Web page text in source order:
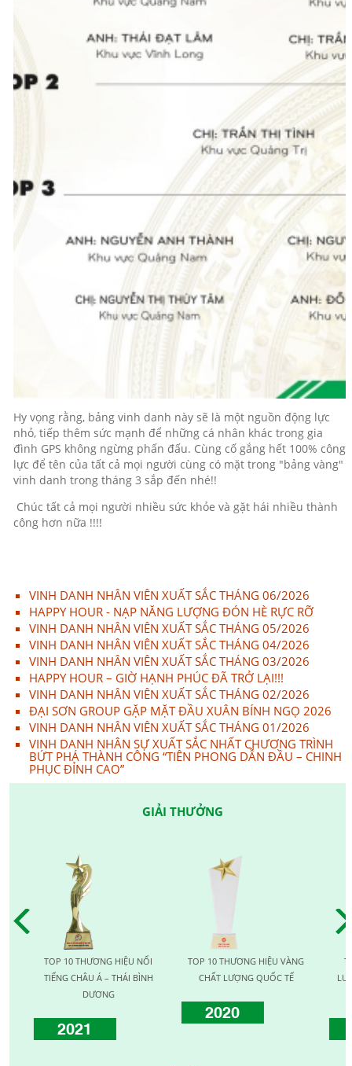
Hy vọng rằng, bảng vinh danh này sẽ là một nguồn động lực
nhỏ, tiếp thêm sức mạnh để những cá nhân khác trong gia
đình GPS không ngừng phấn đấu. Cùng cố gắng hết 100% công
lực để tên của tất cả mọi người cùng có mặt trong "bảng vàng"
vinh danh trong tháng 3 sắp đến nhé!!
Chúc tất cả mọi người nhiều sức khỏe và gặt hái nhiều thành
công hơn nữa !!!!
VINH DANH NHÂN VIÊN XUẤT SẮC THÁNG 06/2026
HAPPY HOUR - NẠP NĂNG LƯỢNG ĐÓN HÈ RỰC RỠ
VINH DANH NHÂN VIÊN XUẤT SẮC THÁNG 05/2026
VINH DANH NHÂN VIÊN XUẤT SẮC THÁNG 04/2026
VINH DANH NHÂN VIÊN XUẤT SẮC THÁNG 03/2026
HAPPY HOUR – GIỜ HẠNH PHÚC ĐÃ TRỞ LẠI!!!
VINH DANH NHÂN VIÊN XUẤT SẮC THÁNG 02/2026
ĐẠI SƠN GROUP GẶP MẶT ĐẦU XUÂN BÍNH NGỌ 2026
VINH DANH NHÂN VIÊN XUẤT SẮC THÁNG 01/2026
VINH DANH NHÂN SỰ XUẤT SẮC NHẤT CHƯƠNG TRÌNH
BỨT PHÁ THÀNH CÔNG “TIÊN PHONG DẪN ĐẦU – CHINH
PHỤC ĐỈNH CAO”
GIẢI THƯỞNG
TOP 10 THƯƠNG HIỆU NỔI
TIẾNG CHÂU Á – THÁI BÌNH
DƯƠNG
2021
TOP 10 THƯƠNG HIỆU VÀNG
CHẤT LƯỢNG QUỐC TẾ
2020